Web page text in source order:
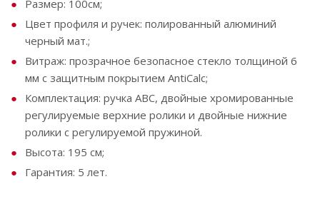
Размер: 100см;
Цвет профиля и ручек: полированный алюминий
черный мат.;
Витраж: прозрачное безопасное стекло толщиной 6
мм с защитным покрытием AntiCalc;
Комплектация: ручка ABC, двойные хромированные
регулируемые верхние ролики и двойные нижние
ролики с регулируемой пружиной.
Высота: 195 см;
Гарантия: 5 лет.